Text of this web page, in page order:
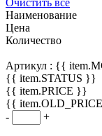
Очистить все
Наименование
Цена
Количество
Артикул : {{
{{ item.STATUS }}
{{ item.PRICE }}
{{
-
+